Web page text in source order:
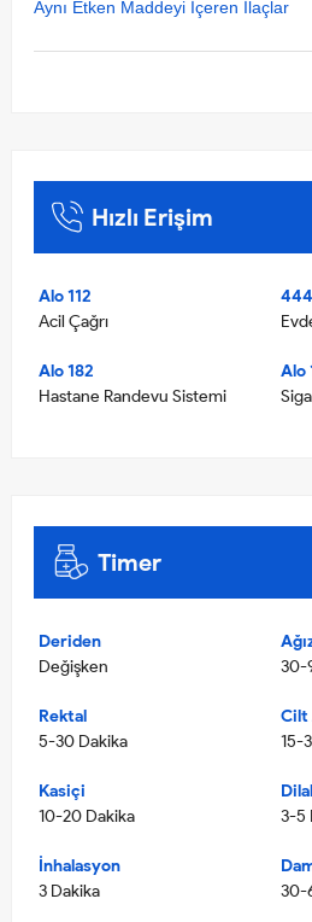
Aynı Etken Maddeyi İçeren İlaçlar
Hızlı Erişim
Alo 112
Acil Çağrı
Alo 182
Hastane Randevu Sistemi
Alo
Timer
Deriden
Değişken
30-
Rektal
5-30 Dakika
Cilt
15-
Kasiçi
10-20 Dakika
3-5
İnhalasyon
3 Dakika
30-